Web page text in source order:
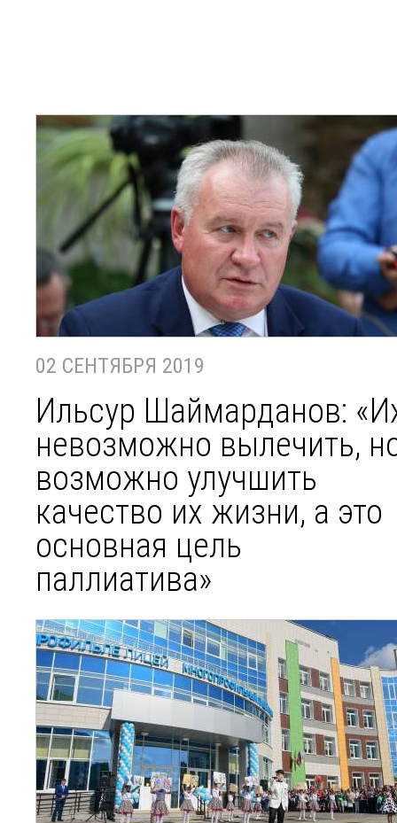
02 СЕНТЯБРЯ 2019
Ильсур Шаймарданов:
невозможно вылечить,
возможно улучшить
качество их жизни, а это
основная цель
паллиатива»